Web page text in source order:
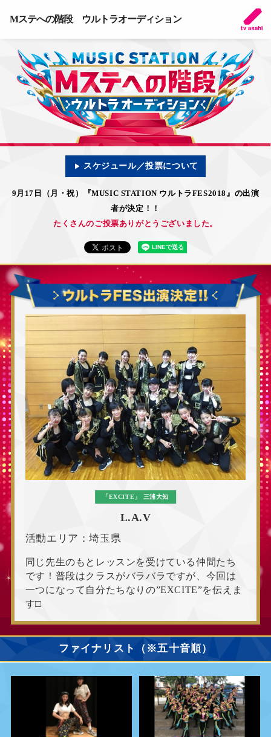
Mステへの階段 ウルトラオーディション
スケジュール／投票について
9月17日（月・祝）『MUSIC STATION ウルトラFES2018』の出演
者が決定！！
たくさんのご投票ありがとうございました。
「EXCITE」 三浦大知
L.A.V
活動エリア：埼玉県
同じ先生のもとレッスンを受けている仲間たち
です！普段はクラスがバラバラですが、今回は
一つになって自分たちなりの”EXCITE”を伝えま
す□
ファイナリスト（※五十音順）